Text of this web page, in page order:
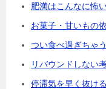
肥満はこんなに怖
お菓子・甘いもの
つい食べ過ぎちゃ
リバウンドしない
停滞気を早く抜け